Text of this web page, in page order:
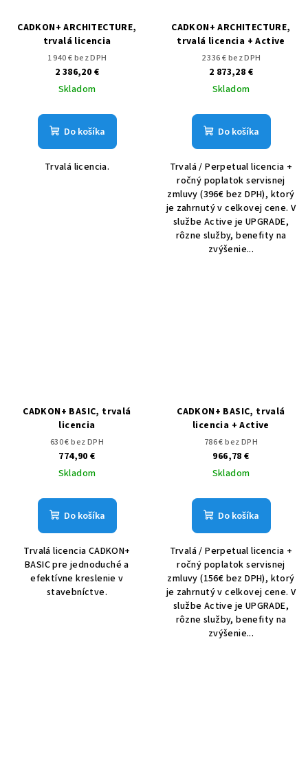
CADKON+ ARCHITECTURE,
trvalá licencia
1 940 € bez DPH
2 386,20 €
Skladom
Do košíka
Trvalá licencia.
CADKON+ ARCHITECTURE,
trvalá licencia + Active
2 336 € bez DPH
2 873,28 €
Skladom
Do košíka
Trvalá / Perpetual licencia +
ročný poplatok servisnej
zmluvy (396€ bez DPH), ktorý
je zahrnutý v celkovej cene. V
službe Active je UPGRADE,
rôzne služby, benefity na
zvýšenie...
CADKON+ BASIC, trvalá
licencia
630 € bez DPH
774,90 €
Skladom
Do košíka
Trvalá licencia CADKON+
BASIC pre jednoduché a
efektívne kreslenie v
stavebníctve.
CADKON+ BASIC, trvalá
licencia + Active
786 € bez DPH
966,78 €
Skladom
Do košíka
Trvalá / Perpetual licencia +
ročný poplatok servisnej
zmluvy (156€ bez DPH), ktorý
je zahrnutý v celkovej cene. V
službe Active je UPGRADE,
rôzne služby, benefity na
zvýšenie...